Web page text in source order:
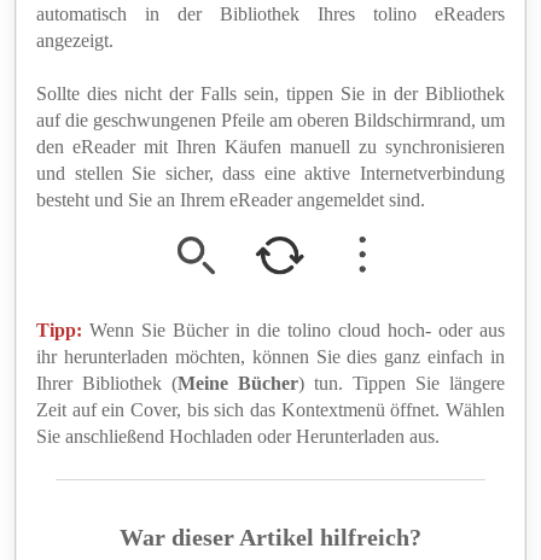
automatisch in der Bibliothek Ihres tolino eReaders
angezeigt.
Sollte dies nicht der Falls sein, tippen Sie in der Bibliothek
auf die geschwungenen Pfeile am oberen Bildschirmrand, um
den eReader mit Ihren Käufen manuell zu synchronisieren
und stellen Sie sicher, dass eine aktive Internetverbindung
besteht und Sie an Ihrem eReader angemeldet sind.
Tipp: Wenn Sie Bücher in die tolino cloud hoch- oder aus
ihr herunterladen möchten, können Sie dies ganz einfach in
Ihrer Bibliothek (Meine Bücher) tun. Tippen Sie längere
Zeit auf ein Cover, bis sich das Kontextmenü öffnet. Wählen
Sie anschließend Hochladen oder Herunterladen aus.
War dieser Artikel hilfreich?